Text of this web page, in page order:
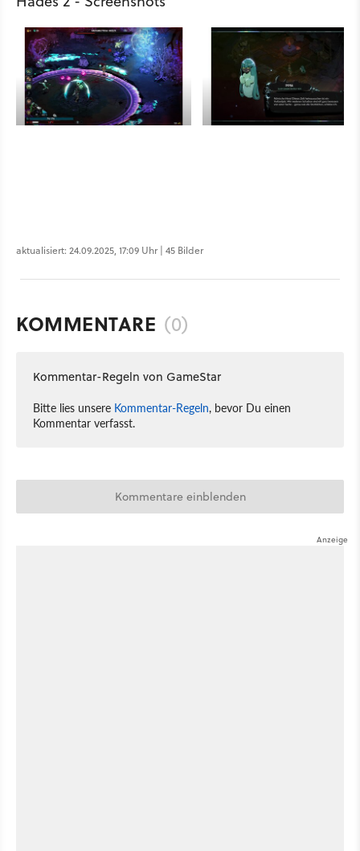
aktualisiert: 24.09.2025, 17:09 Uhr | 45 Bilder
KOMMENTARE (0)
Kommentar-Regeln von GameStar
Bitte lies unsere Kommentar-Regeln, bevor Du einen
Kommentar verfasst.
Kommentare einblenden